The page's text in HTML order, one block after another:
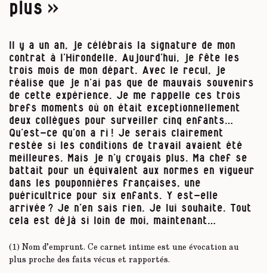
plus »
Il y a un an, je célébrais la signature de mon
contrat à l’Hirondelle. Aujourd’hui, je fête les
trois mois de mon départ. Avec le recul, je
réalise que je n’ai pas que de mauvais souvenirs
de cette expérience. Je me rappelle ces trois
brefs moments où on était exceptionnellement
deux collègues pour surveiller cinq enfants…
Qu’est-ce qu’on a ri ! Je serais clairement
restée si les conditions de travail avaient été
meilleures. Mais je n’y croyais plus. Ma chef se
battait pour un équivalent aux normes en vigueur
dans les pouponnières françaises, une
puéricultrice pour six enfants. Y est-elle
arrivée ? Je n’en sais rien. Je lui souhaite. Tout
cela est déjà si loin de moi, maintenant…
(1) Nom d’emprunt. Ce carnet intime est une évocation au
plus proche des faits vécus et rapportés.